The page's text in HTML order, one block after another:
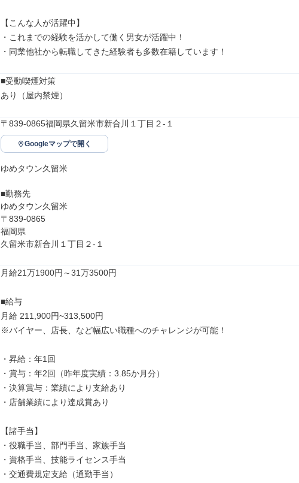
【こんな人が活躍中】
・これまでの経験を活かして働く男女が活躍中！
・同業他社から転職してきた経験者も多数在籍しています！
■受動喫煙対策
あり（屋内禁煙）
〒839-0865福岡県久留米市新合川１丁目２-１
Googleマップで開く
ゆめタウン久留米
■勤務先
ゆめタウン久留米
〒839-0865
福岡県
久留米市新合川１丁目２-１
月給21万1900円～31万3500円
■給与
月給 211,900円~313,500円
※バイヤー、店長、など幅広い職種へのチャレンジが可能！
・昇給：年1回
・賞与：年2回（昨年度実績：3.85か月分）
・決算賞与：業績により支給あり
・店舗業績により達成賞あり
【諸手当】
・役職手当、部門手当、家族手当
・資格手当、技能ライセンス手当
・交通費規定支給（通勤手当）